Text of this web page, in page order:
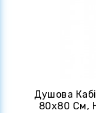
Душова
80x80 См,